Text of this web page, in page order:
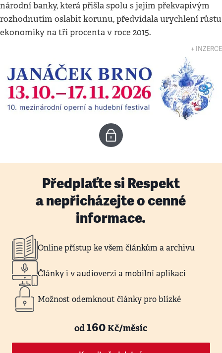
národní banky, která přišla spolu s jejím překvapivým
rozhodnutím oslabit korunu, předvídala urychlení růstu
ekonomiky na tři procenta v roce 2015.
↓ INZERCE
Předplaťte si Respekt
a nepřicházejte o cenné
informace.
Online přístup ke všem článkům a archivu
Články i v audioverzi a mobilní aplikaci
Možnost odemknout články pro blízké
od160Kč/měsíc